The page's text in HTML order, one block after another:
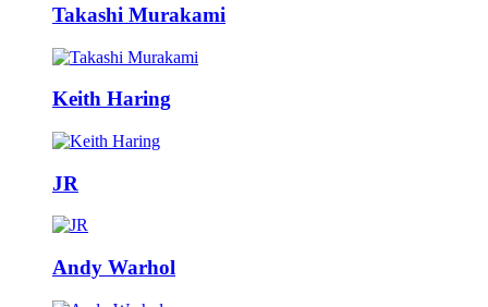
Takashi Murakami
Keith Haring
JR
Andy Warhol